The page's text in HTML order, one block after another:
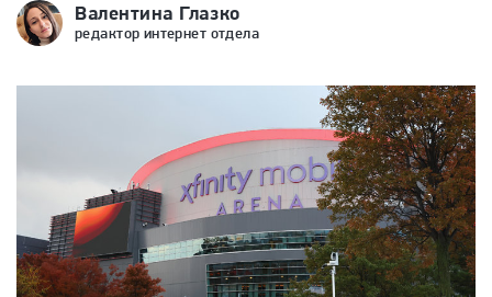
Валентина Глазко
редактор интернет отдела